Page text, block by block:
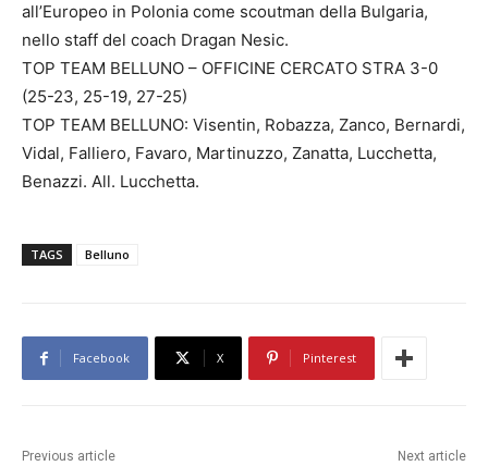
all’Europeo in Polonia come scoutman della Bulgaria,
nello staff del coach Dragan Nesic.
TOP TEAM BELLUNO – OFFICINE CERCATO STRA 3-0
(25-23, 25-19, 27-25)
TOP TEAM BELLUNO: Visentin, Robazza, Zanco, Bernardi,
Vidal, Falliero, Favaro, Martinuzzo, Zanatta, Lucchetta,
Benazzi. All. Lucchetta.
TAGS Belluno
Facebook X Pinterest
Previous article Next article